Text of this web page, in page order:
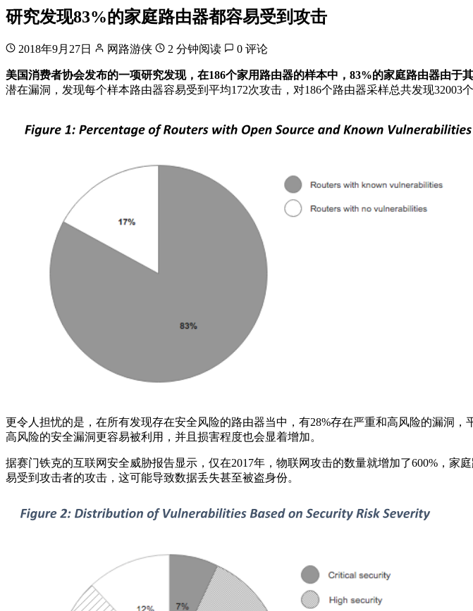
研究发现83%的家庭路由器都容易受到攻击
2018年9月27日 网路游侠 2 分钟阅读 0 评论
美国消费者协会发布的一项研究发现，在186个家用路由器的样本中，83%的家庭路由器由于
潜在漏洞，发现每个样本路由器容易受到平均172次攻击，对186个路由器采样总共发现32003个
更令人担忧的是，在所有发现存在安全风险的路由器当中，有28%存在严重和高风险的漏洞
高风险的安全漏洞更容易被利用，并且损害程度也会显着增加。
据赛门铁克的互联网安全威胁报告显示，仅在2017年，物联网攻击的数量就增加了600%，
易受到攻击者的攻击，这可能导致数据丢失甚至被盗身份。